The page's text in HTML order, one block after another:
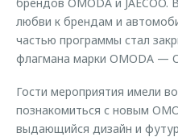
Трейд-ин
Калькулятор трейд-ин
Аксессуары
Одежда и сувениры
Оригинальные аксессуары
Запчасти
любви к брендам и
частью программы стал
флагмана марки OMODA —
Гости мероприятия имели
познакомиться с новым
выдающийся дизайн и